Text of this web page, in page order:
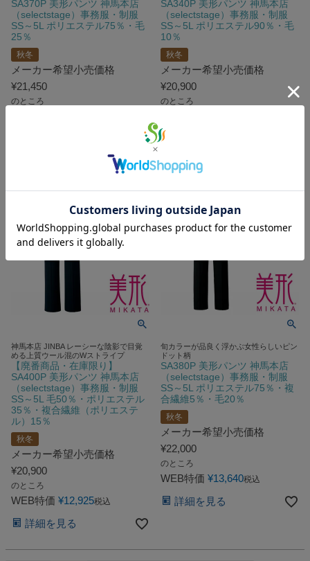
SA370P 美形パンツ 神馬本店
（selectstage）事務服・制服
SS～5L ポリエステル75％・毛
25％
秋冬
メーカー希望小売価格
¥21,450
のところ
SA340P 美形パンツ 神馬本店
（selectstage）事務服・制服
SS～5L ポリエステル90％・毛
10％
秋冬
メーカー希望小売価格
¥20,900
のところ
神馬本店 JINBA レーシーな陰影で目覚
める上質ウール混のWストライプ
【廃番商品・在庫限り】
SA400P 美形パンツ 神馬本店
（selectstage）事務服・制服
SS～5L 毛50％・ポリエステル
35％・複合繊維（ポリエステ
ル）15％
秋冬
メーカー希望小売価格
¥20,900
のところ
WEB特価 ¥12,925税込
詳細を見る
旬カラーが品良く浮かぶ女性らしいピン
ドット柄
SA380P 美形パンツ 神馬本店
（selectstage）事務服・制服
SS～5L ポリエステル75％・複
合繊維5％・毛20％
秋冬
メーカー希望小売価格
¥22,000
のところ
WEB特価 ¥13,640税込
詳細を見る